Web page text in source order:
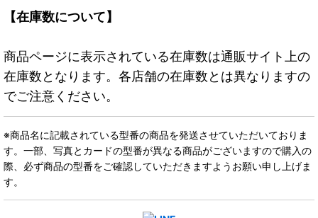
【在庫数について】
商品ページに表示されている在庫数は通販サイト上の
在庫数となります。各店舗の在庫数とは異なりますの
でご注意ください。
※商品名に記載されている型番の商品を発送させていただいておりま
す。一部、写真とカードの型番が異なる商品がございますので購入の
際、必ず商品の型番をご確認していただきますようお願い申し上げま
す。